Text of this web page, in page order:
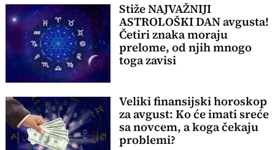
Stiže NAJVAŽNIJI
ASTROLOŠKI DAN avgusta!
Četiri znaka moraju
prelome, od njih mnogo
toga zavisi
Veliki finansijski horoskop
za avgust: Ko će imati sreće
sa novcem, a koga čekaju
problemi?